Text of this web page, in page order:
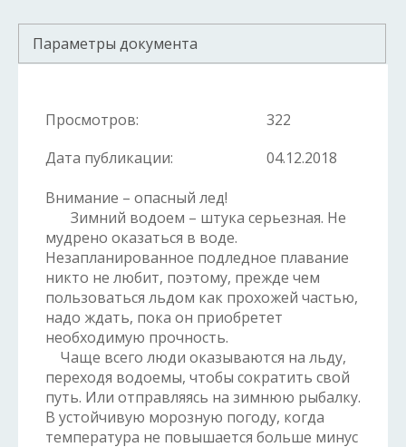
Параметры документа
Просмотров:
322
Дата публикации:
04.12.2018
Внимание – опасный лед!
Зимний водоем – штука серьезная. Не
мудрено оказаться в воде.
Незапланированное подледное плавание
никто не любит, поэтому, прежде чем
пользоваться льдом как прохожей частью,
надо ждать, пока он приобретет
необходимую прочность.
Чаще всего люди оказываются на льду,
переходя водоемы, чтобы сократить свой
путь. Или отправляясь на зимнюю рыбалку.
В устойчивую морозную погоду, когда
температура не повышается больше минус